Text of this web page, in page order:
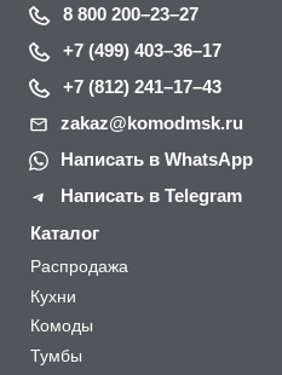
8 800 200–23–27
+7 (499) 403–36–17
+7 (812) 241–17–43
zakaz@komodmsk.ru
Написать в WhatsApp
Написать в Telegram
Каталог
Распродажа
Кухни
Комоды
Тумбы